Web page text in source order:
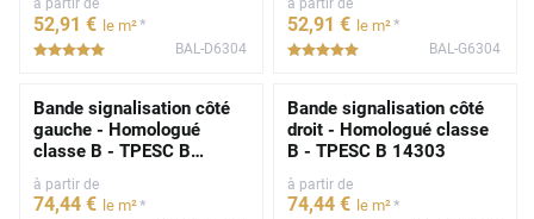
à partir de
52,91 € le m²*
BAL-D6304
à partir de
52,91 € le m²*
BAL-G6304
Bande signalisation côté
gauche - Homologué
classe B - TPESC B
14303
à partir de
74,44 € le m²*
Bande signalisation côté
droit - Homologué classe
B - TPESC B 14303
à partir de
74,44 € le m²*